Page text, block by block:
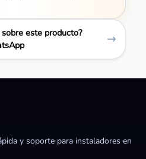
este producto?
y soporte para instaladores en